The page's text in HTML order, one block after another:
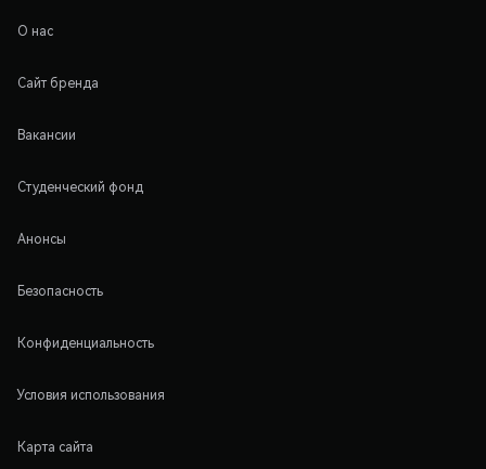
О нас
Сайт бренда
Вакансии
Студенческий фонд
Анонсы
Безопасность
Конфиденциальность
Условия использования
Карта сайта